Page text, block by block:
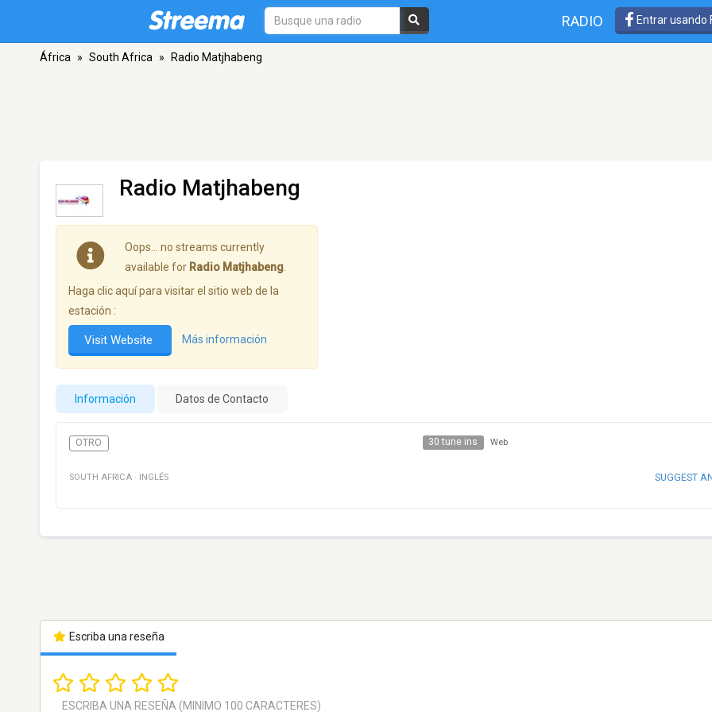
RADIO Entrar usando
África » South Africa » Radio Matjhabeng
Radio Matjhabeng
Oops… no streams currently
available for Radio Matjhabeng
Haga clic aquí para visitar el sitio web de la
estación :
Visit Website Más información
Información Datos de Contacto
OTRO 30 tune ins Web
SOUTH AFRICA · INGLÉS SUGGEST
Escriba una reseña